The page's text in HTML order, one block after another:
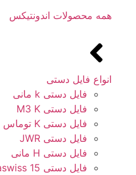
همه محصولات اندونتیکس
انواع فایل دستی
فایل دستی k مانی
فایل دستی M3 K
فایل دستی K توماس
فایل دستی JWR
فایل دستی H مانی
فایل دستی 15 K Diaswiss